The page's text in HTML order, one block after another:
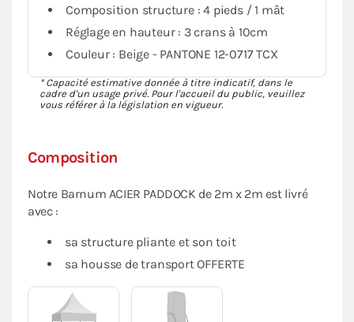
Composition
Notre Barnum ACIER PADDOCK de 2m x 2m est livré
avec :
sa structure pliante et son toit
sa housse de transport OFFERTE
Composition structure : 4 pieds / 1 mât
Réglage en hauteur : 3 crans à 10cm
Couleur : Beige - PANTONE 12-0717 TCX
* Capacité estimative donnée à titre indicatif, dans le
cadre d'un usage privé. Pour l'accueil du public, veuillez
vous référer à la législation en vigueur.